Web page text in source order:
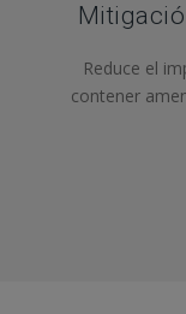
Reduce el
contener